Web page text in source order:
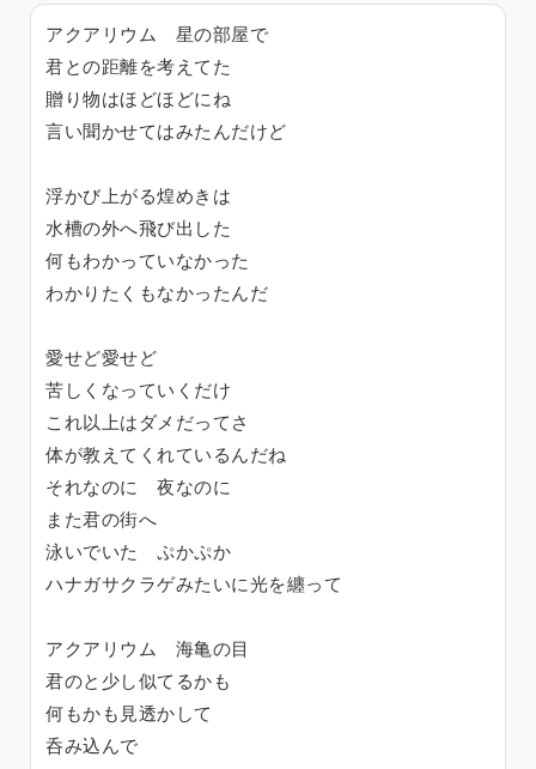
アクアリウム 星の部屋で
君との距離を考えてた
贈り物はほどほどにね
言い聞かせてはみたんだけど
浮かび上がる煌めきは
水槽の外へ飛び出した
何もわかっていなかった
わかりたくもなかったんだ
愛せど愛せど
苦しくなっていくだけ
これ以上はダメだってさ
体が教えてくれているんだね
それなのに 夜なのに
また君の街へ
泳いでいた ぷかぷか
ハナガサクラゲみたいに光を纏って
アクアリウム 海亀の目
君のと少し似てるかも
何もかも見透かして
呑み込んで